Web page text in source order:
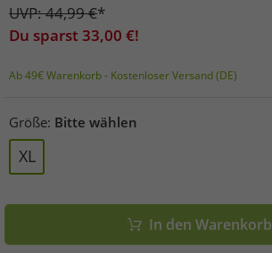
UVP:44,99€*
Du sparst 33,00 €!
Ab 49€ Warenkorb - Kostenloser Versand (DE)
Größe: Bitte wählen
XL
In den Warenkorb